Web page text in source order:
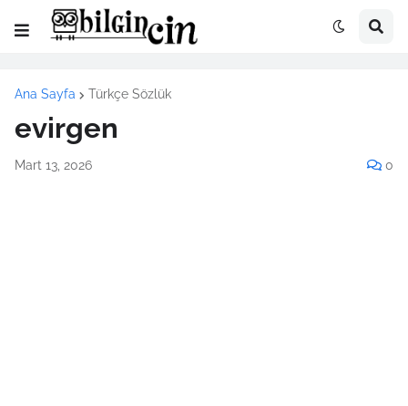
Ana Sayfa Türkçe Sözlük
evirgen
Mart 13, 2026 0